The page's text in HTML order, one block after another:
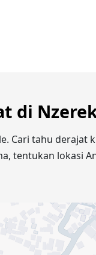
di
Cari tahu
tentukan lokasi